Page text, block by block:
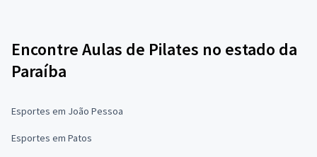
Encontre Aulas de Pilates no estado da
Paraíba
Esportes em João Pessoa
Esportes em Patos